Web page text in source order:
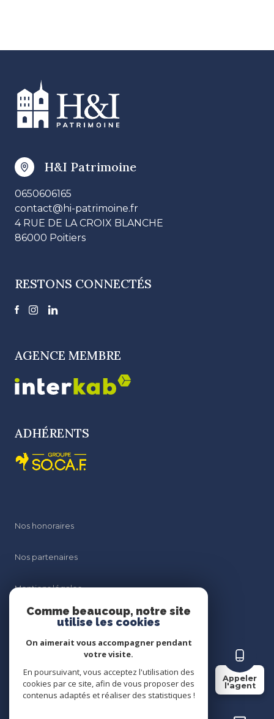
Appeler
l'agent
H&I Patrimoine
0650606165
contact@hi-patrimoine.fr
4 RUE DE LA CROIX BLANCHE
86000 Poitiers
RESTONS CONNECTÉS
AGENCE MEMBRE
ADHÉRENTS
Nos honoraires
Nos partenaires
Mentions légales
Cookies
Comme beaucoup, notre site
utilise les cookies
On aimerait vous accompagner pendant
votre visite.
En poursuivant, vous acceptez l'utilisation des
cookies par ce site, afin de vous proposer des
contenus adaptés et réaliser des statistiques !